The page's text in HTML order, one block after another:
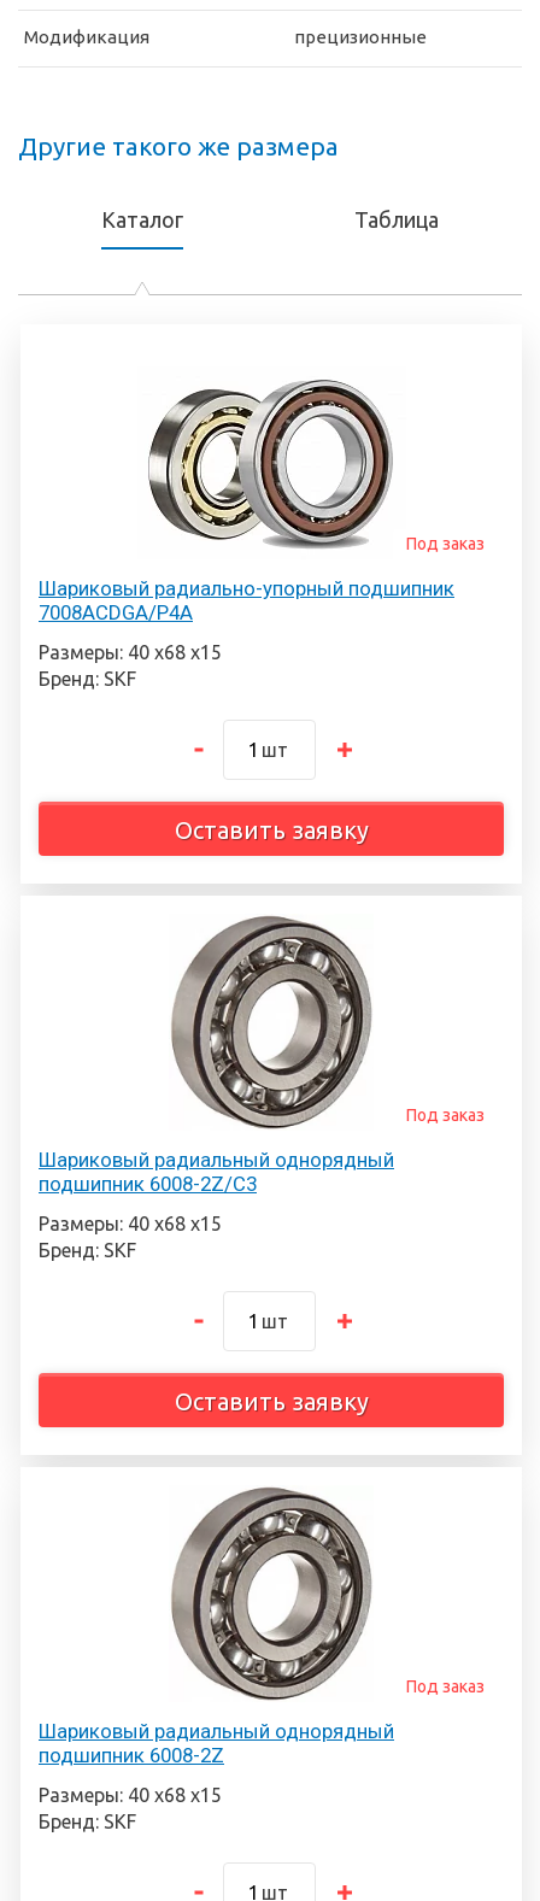
Модификация прецизионные
Другие такого же размера
Каталог Таблица
Шариковый радиально-упорный подшипник
7008ACDGA/P4A
Под заказ
Размеры: 40 х68 х15
Бренд: SKF
шт
Оставить заявку
Шариковый радиальный однорядный
подшипник 6008-2Z/C3
Под заказ
Размеры: 40 х68 х15
Бренд: SKF
шт
Оставить заявку
Шариковый радиальный однорядный
подшипник 6008-2Z
Под заказ
Размеры: 40 х68 х15
Бренд: SKF
шт